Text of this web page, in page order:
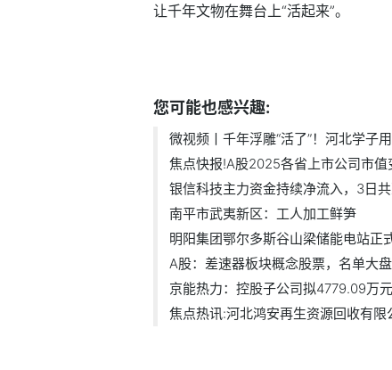
让千年文物在舞台上“活起来”。
您可能也感兴趣:
微视频丨千年浮雕“活了”！河北学子
焦点快报!A股2025各省上市公司市值
银信科技主力资金持续净流入，3日
南平市武夷新区：工人加工鲜笋
明阳集团鄂尔多斯谷山梁储能电站正
A股：差速器板块概念股票，名单大
京能热力：控股子公司拟4779.09万
焦点热讯:河北鸿安再生资源回收有限